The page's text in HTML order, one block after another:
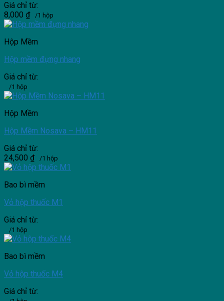
Giá chỉ từ:
8,000 ₫ /1 hộp
Hộp Mềm
Hộp mềm đựng nhang
Giá chỉ từ:
/1 hộp
Hộp Mềm
Hộp Mềm Nosava – HM11
Giá chỉ từ:
24,500 ₫ /1 hộp
Bao bì mềm
Vỏ hộp thuốc M1
Giá chỉ từ:
/1 hộp
Bao bì mềm
Vỏ hộp thuốc M4
Giá chỉ từ: